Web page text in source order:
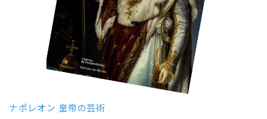
ナポレオン 皇帝の芸術